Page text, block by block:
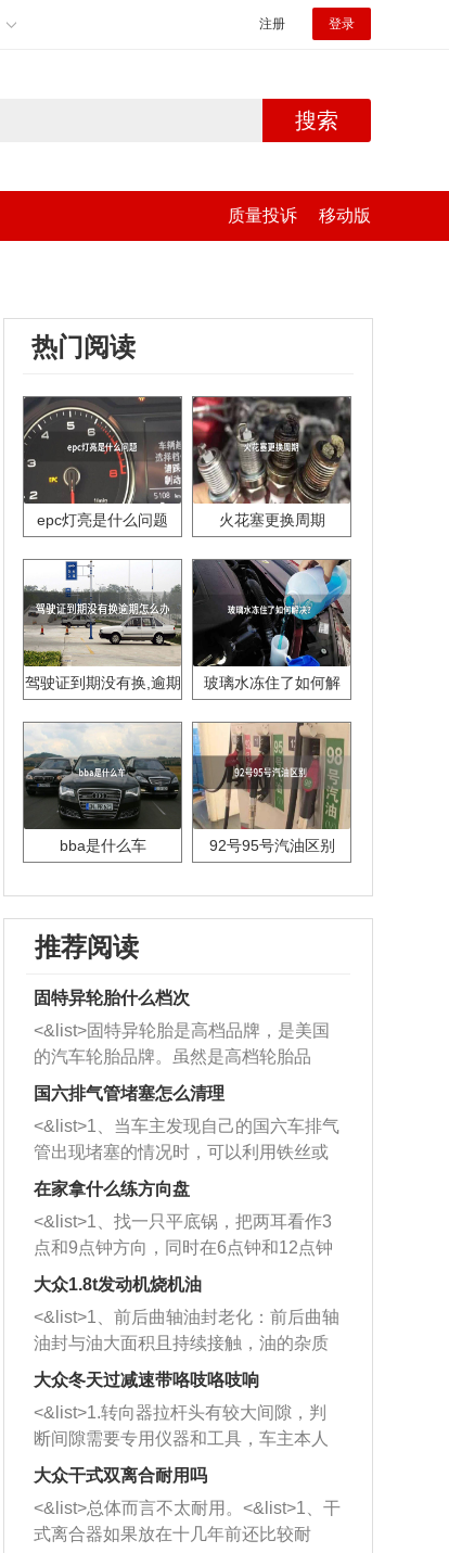
注册 登录
搜索
质量投诉 移动版
热门阅读
epc灯亮是什么问题 火花塞更换周期
驾驶证到期没有换,逾期
玻璃水冻住了如何解
bba是什么车 92号95号汽油区别
推荐阅读
固特异轮胎什么档次
<&list>固特异轮胎是高档品牌，是美国
的汽车轮胎品牌。虽然是高档轮胎品
牌，但是中高低端的轮胎都有生产，这
也是为了更好的开拓市场。
国六排气管堵塞怎么清理
<&list>1、当车主发现自己的国六车排气
管出现堵塞的情况时，可以利用铁丝或
者是细棍，直接将杂物给取出来，如果
堵塞情况比较严重，也可以采取应急措
施。 <&list>2、直接利用木棍将所有的
杂物推到排气管里面的位置处，然后将
三元催化器拆解开，就可以将堵塞的东
西取出来。但如果是因为积碳过多引起
的堵塞，就需要将三元催化器泡在草酸
洗剂对堵塞的情况得到解决，将清洗剂
放在燃油箱中，与燃油混合后，车辆启
动时，就可以和汽油一起进入到燃烧
室，最后形成废气排出，就可以让三元
催化器得到清洗，排气管堵塞的情况就
能够得到解决。
在家拿什么练方向盘
<&list>1、找一只平底锅，把两耳看作3
点和9点钟方向，同时在6点钟和12点钟
方向做一个标记。 <&list>2、双手握住
一圈半的练习，往右同样也要打相同的
圈数。 <&list>3、最后强调要反复练
习，这样就可以形成肌肉记忆，在真实
驾驶车辆时，不需要记忆也能打好方
向。
大众1.8t发动机烧机油
<&list>1、前后曲轴油封老化：前后曲轴
油封与油大面积且持续接触，油的杂质
和发动机内持续温度变化使其密封效果
逐渐减弱，导致渗油或漏油。<&list>2、
活塞间隙过大：积碳会使活塞环与缸体
的间隙扩大，导致机油流入燃烧室中，
造成烧机油。<&list>3、机油粘度。使用
机油粘度过小的话，同样会有烧机油现
象，机油粘度过小具有很好的流动性，
大众冬天过减速带咯吱咯吱响
<&list>1.转向器拉杆头有较大间隙，判
断间隙需要专用仪器和工具，车主本人
无法制作，需要将车辆送到修理厂或4s
店；<&list>2.车辆半轴套管防尘罩破
裂，破裂后会出现漏油现象，使半轴磨
损严重，磨损的半轴容易损坏，产生异
大众干式双离合耐用吗
<&list>总体而言不太耐用。<&list>1、干
式离合器如果放在十几年前还比较耐